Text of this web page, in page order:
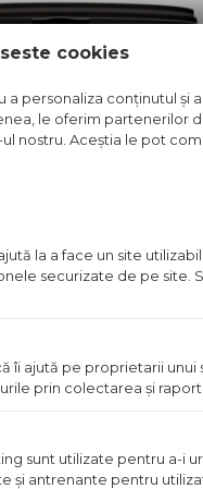
disponibil in magazin
cookies
a personaliza conținutul și
le oferim partenerilor
nostru. Aceștia le pot
la a face un site
securizate de pe
îi ajută pe proprietarii
prin colectarea şi
sunt utilizate pentru a-i
şi antrenante pentru